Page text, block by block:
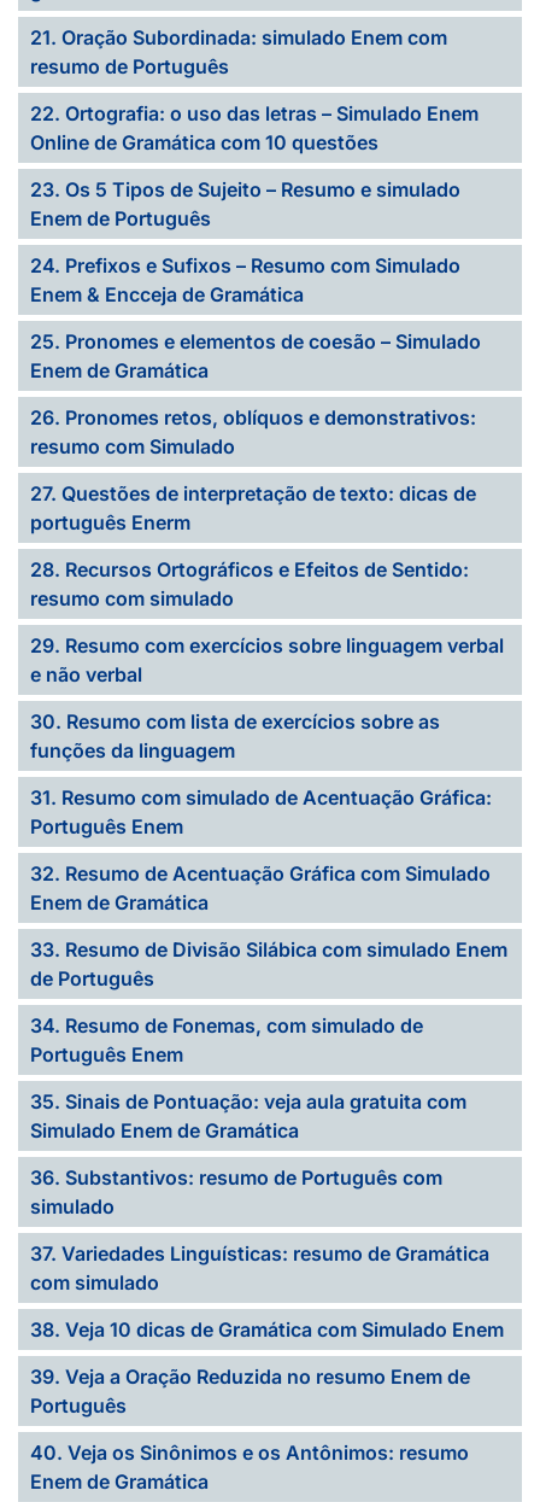
21. Oração Subordinada: simulado Enem com
resumo de Português
22. Ortografia: o uso das letras – Simulado Enem
Online de Gramática com 10 questões
23. Os 5 Tipos de Sujeito – Resumo e simulado
Enem de Português
24. Prefixos e Sufixos – Resumo com Simulado
Enem & Encceja de Gramática
25. Pronomes e elementos de coesão – Simulado
Enem de Gramática
26. Pronomes retos, oblíquos e demonstrativos:
resumo com Simulado
27. Questões de interpretação de texto: dicas de
português Enerm
28. Recursos Ortográficos e Efeitos de Sentido:
resumo com simulado
29. Resumo com exercícios sobre linguagem verbal
e não verbal
30. Resumo com lista de exercícios sobre as
funções da linguagem
31. Resumo com simulado de Acentuação Gráfica:
Português Enem
32. Resumo de Acentuação Gráfica com Simulado
Enem de Gramática
33. Resumo de Divisão Silábica com simulado Enem
de Português
34. Resumo de Fonemas, com simulado de
Português Enem
35. Sinais de Pontuação: veja aula gratuita com
Simulado Enem de Gramática
36. Substantivos: resumo de Português com
simulado
37. Variedades Linguísticas: resumo de Gramática
com simulado
38. Veja 10 dicas de Gramática com Simulado Enem
39. Veja a Oração Reduzida no resumo Enem de
Português
40. Veja os Sinônimos e os Antônimos: resumo
Enem de Gramática